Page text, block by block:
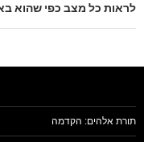
לראות כל מצב כפי שהוא
תורת אלהים: הקדמה